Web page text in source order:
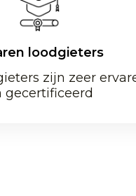
loodgieters
zijn zeer
gecertificeerd